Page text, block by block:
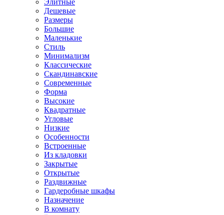
Элитные
Дешевые
Размеры
Большие
Маленькие
Стиль
Минимализм
Классические
Скандинавские
Современные
Форма
Высокие
Квадратные
Угловые
Низкие
Особенности
Встроенные
Из кладовки
Закрытые
Открытые
Раздвижные
Гардеробные шкафы
Назначение
В комнату